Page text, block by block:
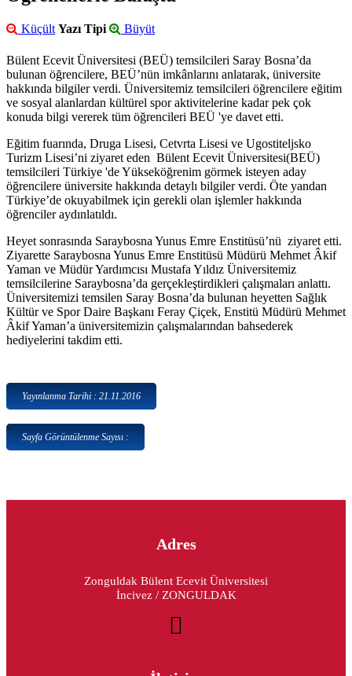
Küçült Yazı Tipi Büyüt
Bülent Ecevit Üniversitesi (BEÜ) temsilcileri Saray Bosna’da
bulunan öğrencilere, BEÜ’nün imkânlarını anlatarak, üniversite
hakkında bilgiler verdi. Üniversitemiz temsilcileri öğrencilere eğitim
ve sosyal alanlardan kültürel spor aktivitelerine kadar pek çok
konuda bilgi vererek tüm öğrencileri BEÜ 'ye davet etti.
Eğitim fuarında, Druga Lisesi, Cetvrta Lisesi ve Ugostiteljsko
Turizm Lisesi’ni ziyaret eden Bülent Ecevit Üniversitesi(BEÜ)
temsilcileri Türkiye 'de Yükseköğrenim görmek isteyen aday
öğrencilere üniversite hakkında detaylı bilgiler verdi. Öte yandan
Türkiye’de okuyabilmek için gerekli olan işlemler hakkında
öğrenciler aydınlatıldı.
Heyet sonrasında Saraybosna Yunus Emre Enstitüsü’nü ziyaret etti.
Ziyarette Saraybosna Yunus Emre Enstitüsü Müdürü Mehmet Âkif
Yaman ve Müdür Yardımcısı Mustafa Yıldız Üniversitemiz
temsilcilerine Saraybosna’da gerçekleştirdikleri çalışmaları anlattı.
Üniversitemizi temsilen Saray Bosna’da bulunan heyetten Sağlık
Kültür ve Spor Daire Başkanı Feray Çiçek, Enstitü Müdürü Mehmet
Âkif Yaman’a üniversitemizin çalışmalarından bahsederek
hediyelerini takdim etti.
Yayınlanma Tarihi : 21.11.2016
Sayfa Görüntülenme Sayısı :
Adres
Zonguldak Bülent Ecevit Üniversitesi
İncivez / ZONGULDAK